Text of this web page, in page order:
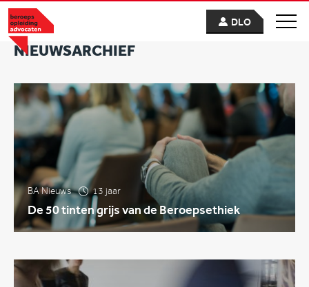
DLO
NIEUWSARCHIEF
BA Nieuws 13 jaar
De 50 tinten grijs van de Beroepsethiek